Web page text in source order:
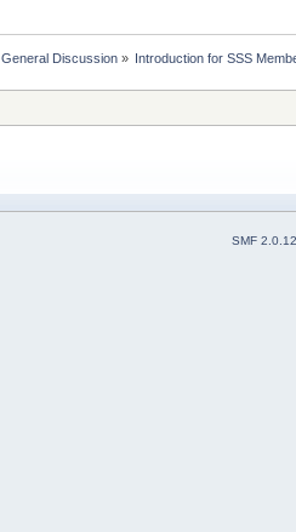
General Discussion» Introduction for SSS
SMF 2.0.12